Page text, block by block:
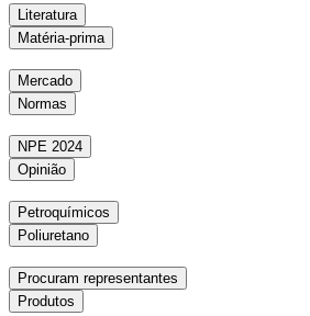
Literatura
Matéria-prima
Mercado
Normas
NPE 2024
Opinião
Petroquímicos
Poliuretano
Procuram representantes
Produtos